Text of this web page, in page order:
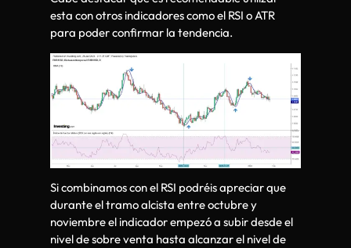
esta con otros indicadores como el RSI o ATR
para poder confirmar la tendencia.
Si combinamos con el RSI podréis apreciar que
durante el tramo alcista entre octubre y
noviembre el indicador empezó a subir desde el
nivel de sobre venta hasta alcanzar el nivel de